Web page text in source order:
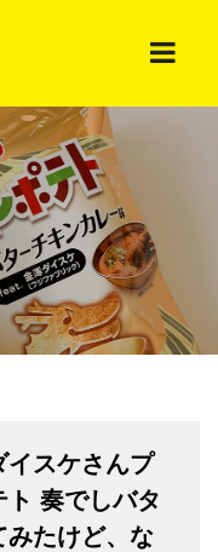
イスケさんプ
ト 奏でしバタ
みたけど、な